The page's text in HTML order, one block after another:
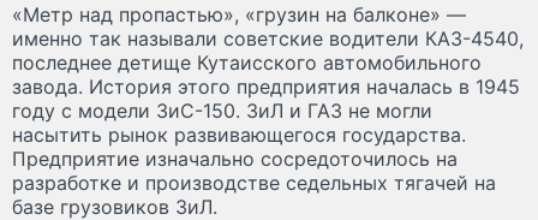
«Метр над пропастью», «грузин на балконе» —
именно так называли советские водители КАЗ-4540,
последнее детище Кутаисского автомобильного
завода. История этого предприятия началась в 1945
году с модели ЗиС-150. ЗиЛ и ГАЗ не могли
насытить рынок развивающегося государства.
Предприятие изначально сосредоточилось на
разработке и производстве седельных тягачей на
базе грузовиков ЗиЛ.